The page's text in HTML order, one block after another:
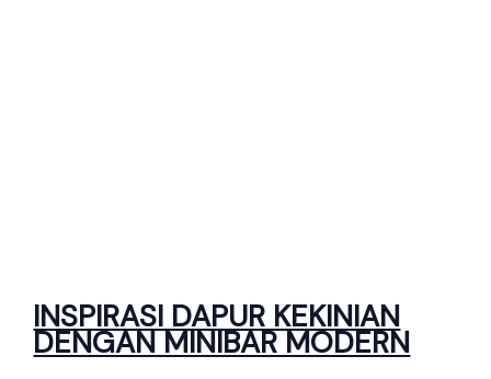
INSPIRASI DAPUR KEKINIAN
DENGAN MINIBAR MODERN